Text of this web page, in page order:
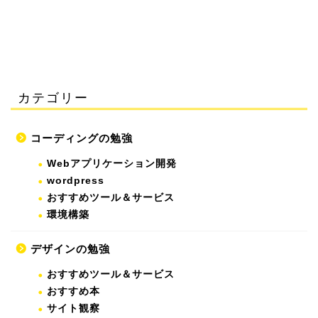
カテゴリー
コーディングの勉強
Webアプリケーション開発
wordpress
おすすめツール＆サービス
環境構築
デザインの勉強
おすすめツール＆サービス
おすすめ本
サイト観察